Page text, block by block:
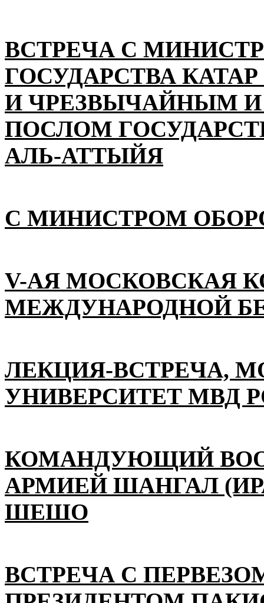
ВСТРЕЧА С
ГОСУДАРСТВА
И ЧРЕЗВЫЧАЙНЫМ
ПОСЛОМ
АЛЬ-АТТЫЙЯ
С МИНИСТРОМ
V-АЯ МОСКОВСКАЯ
МЕЖДУНАРОДНОЙ
ЛЕКЦИЯ-ВСТРЕЧА,
УНИВЕРСИТЕТ МВД
КОМАНДУЮЩИЙ
АРМИЕЙ ШАНГАЛ
ШЕШО
ВСТРЕЧА С